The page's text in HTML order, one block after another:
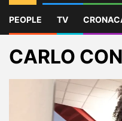
PEOPLE TV
Home Blog CARLO CONTI
CARLO